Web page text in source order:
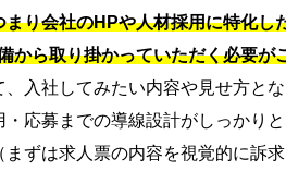
り会社のHPや人材採用に特化し
から取り掛かっていただく必要が
入社してみたい内容や見せ方と
応募までの導線設計がしっかり
ずは求人票の内容を視覚的に訴